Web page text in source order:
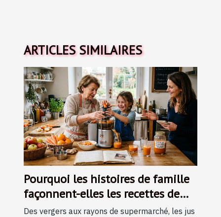
ARTICLES SIMILAIRES
Pourquoi les histoires de famille
façonnent-elles les recettes de
jus ?
Des vergers aux rayons de supermarché, les jus